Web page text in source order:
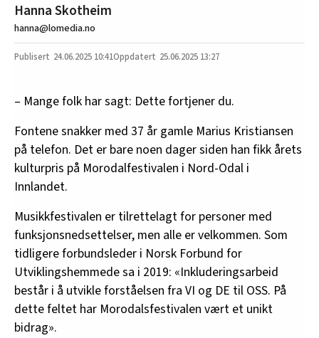
Hanna Skotheim
hanna@lomedia.no
24.06.2025 10:41 25.06.2025 13:27
– Mange folk har sagt: Dette fortjener du.
Fontene snakker med 37 år gamle Marius Kristiansen
på telefon. Det er bare noen dager siden han fikk årets
kulturpris på Morodalfestivalen i Nord-Odal i
Innlandet.
Musikkfestivalen er tilrettelagt for personer med
funksjonsnedsettelser, men alle er velkommen. Som
tidligere forbundsleder i Norsk Forbund for
Utviklingshemmede sa i 2019: «Inkluderingsarbeid
består i å utvikle forståelsen fra VI og DE til OSS. På
dette feltet har Morodalsfestivalen vært et unikt
bidrag».